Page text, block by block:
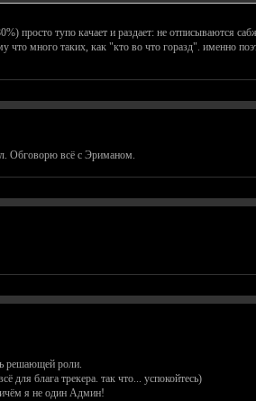
просто тупо качает и раздает: не отписываются
что много таких, как "кто во что горазд". именно
Обговорю всё с Эриманом.
решающей роли.
для блага трекера. так что... успокойтесь)
я не один Админ!